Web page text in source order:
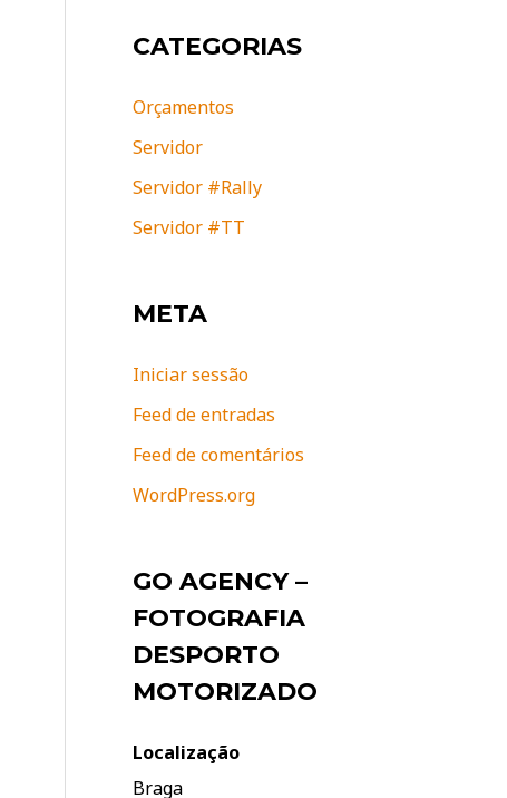
CATEGORIAS
Orçamentos
Servidor
Servidor #Rally
Servidor #TT
META
Iniciar sessão
Feed de entradas
Feed de comentários
WordPress.org
GO AGENCY –
FOTOGRAFIA
DESPORTO
MOTORIZADO
Localização
Braga